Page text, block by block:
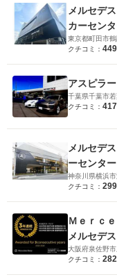
メルセデ
カーセン
東京都町田市
クチコミ： 449
アスピラ
千葉県千葉市
クチコミ： 417
メルセデ
ーセンター
神奈川県横浜
クチコミ： 299
Ｍｅｒｃ
メルセデ
大阪府泉佐野
クチコミ： 282